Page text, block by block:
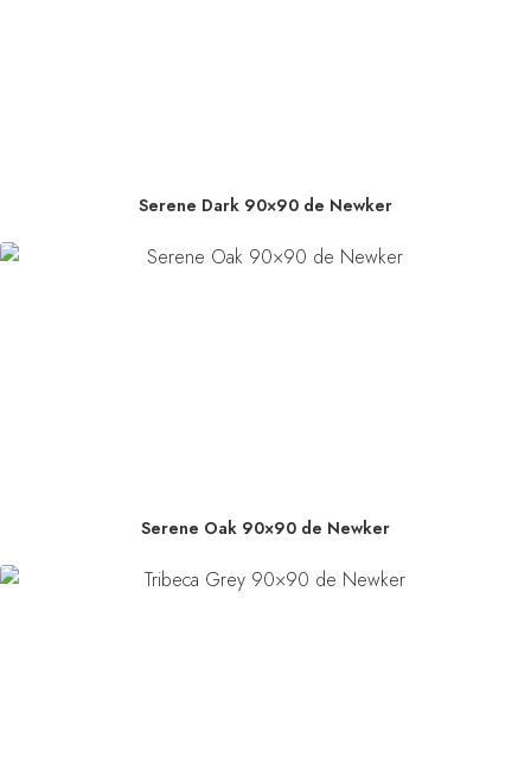
Serene Dark 90×90 de Newker
Serene Oak 90×90 de Newker